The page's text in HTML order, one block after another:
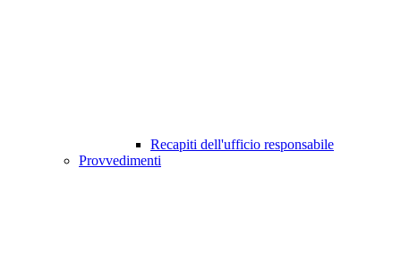
Recapiti dell'ufficio responsabile
Provvedimenti